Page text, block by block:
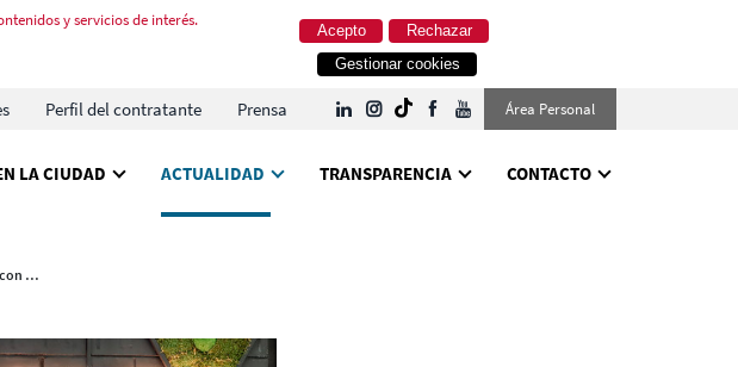
y servicios de interés.
Rechazar
Acepto
Gestionar cookies
Perfil del contratante Prensa Área Personal
LA CIUDAD ACTUALIDAD TRANSPARENCIA CONTACTO
Aprovecha el verano para hacer crecer tu talento con actividades online